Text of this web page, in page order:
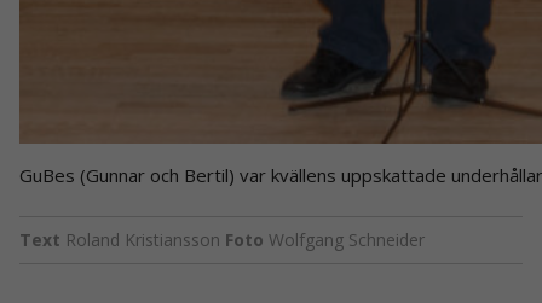
GuBes (Gunnar och Bertil) var kvällens uppskattade
Text Roland Kristiansson Foto Wolfgang Schneider